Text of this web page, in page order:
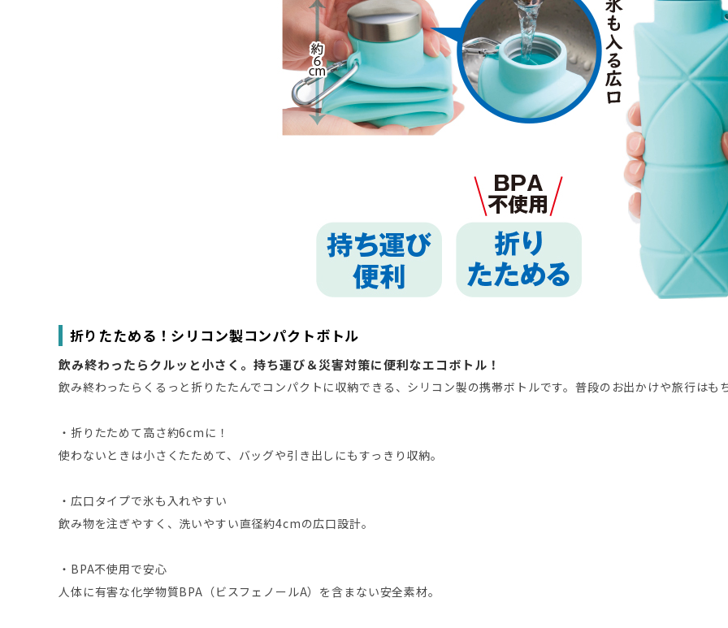
折りたためる！シリコン製コンパクトボトル
飲み終わったらクルッと小さく。持ち運び＆災害対策に便利なエコボトル！
飲み終わったらくるっと折りたたんでコンパクトに収納できる、シリコン製の携帯ボトルです。普段のお出かけや旅行はも
・折りたためて高さ約6cmに！
使わないときは小さくたためて、バッグや引き出しにもすっきり収納。
・広口タイプで氷も入れやすい
飲み物を注ぎやすく、洗いやすい直径約4cmの広口設計。
・BPA不使用で安心
人体に有害な化学物質BPA（ビスフェノールA）を含まない安全素材。